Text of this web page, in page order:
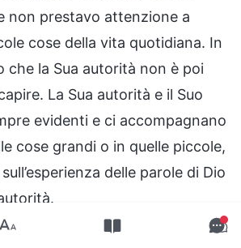
non prestavo attenzione a
cose della vita quotidiana. In
che la Sua autorità non è poi
La Sua autorità e il Suo
evidenti e ci accompagnano
cose grandi o in quelle piccole,
delle parole di Dio